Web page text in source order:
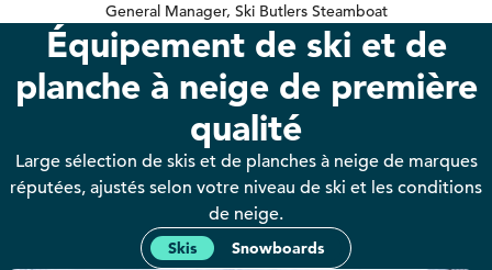
General Manager, Ski Butlers Steamboat
Équipement de ski et de
planche à neige de première
qualité
Large sélection de skis et de planches à neige de marques
réputées, ajustés selon votre niveau de ski et les conditions
de neige.
Skis Snowboards